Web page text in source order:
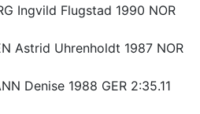
Ingvild Flugstad 1990 NOR
Astrid Uhrenholdt 1987 NOR
Denise 1988 GER 2:35.11